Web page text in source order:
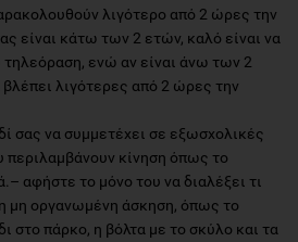
λιγότερο από 2 ώρες την
είναι κάτω των 2 ετών, καλό είναι να
τηλεόραση, ενώ αν είναι άνω των 2
λιγότερες από 2 ώρες την
σας να συμμετέχει σε εξωσχολικές
περιλαμβάνουν κίνηση όπως το
αφήστε το μόνο του να διαλέξει τι
μη οργανωμένη άσκηση, όπως το
στο πάρκο, η βόλτα με το σκύλο και τα